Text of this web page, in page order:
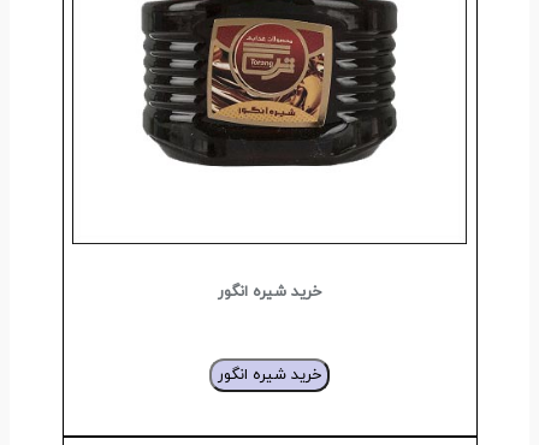
خرید شیره انگور
خرید شیره انگور